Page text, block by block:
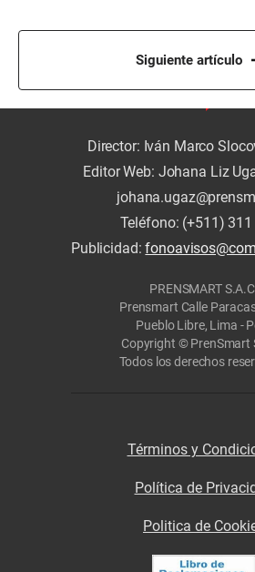
Siguiente artículo
Director: Iván Marco
Editor Web: Johana Liz
Teléfono: (+511)
Publicidad:
PRENSMART
Prensmart Calle
Pueblo Libre, Lima -
Copyright © PrenSmart
Todos los derechos
Términos y
Política de
Politica de